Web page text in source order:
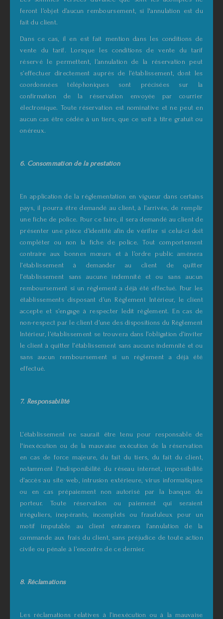
feront l’objet d’aucun remboursement, si l'annulation est du
fait du client.
Dans ce cas, il en est fait mention dans les conditions de
vente du tarif. Lorsque les conditions de vente du tarif
réservé le permettent, l’annulation de la réservation peut
s’effectuer directement auprès de l’établissement, dont les
coordonnées téléphoniques sont précisées sur la
confirmation de la réservation envoyée par courrier
électronique. Toute réservation est nominative et ne peut en
aucun cas être cédée à un tiers, que ce soit à titre gratuit ou
onéreux.
6. Consommation de la prestation
En application de la réglementation en vigueur dans certains
pays, il pourra être demandé au client, à l’arrivée, de remplir
une fiche de police. Pour ce faire, il sera demandé au client de
présenter une pièce d’identité afin de vérifier si celui-ci doit
compléter ou non la fiche de police. Tout comportement
contraire aux bonnes mœurs et à l’ordre public amènera
l’établissement à demander au client de quitter
l’établissement sans aucune indemnité et ou sans aucun
remboursement si un règlement a déjà été effectué. Pour les
établissements disposant d’un Règlement Intérieur, le client
accepte et s’engage à respecter ledit règlement. En cas de
non-respect par le client d’une des dispositions du Règlement
Intérieur, l’établissement se trouvera dans l’obligation d’inviter
le client à quitter l’établissement sans aucune indemnité et ou
sans aucun remboursement si un règlement a déjà été
effectué.
7. Responsabilité
L’établissement ne saurait être tenu pour responsable de
l'inexécution ou de la mauvaise exécution de la réservation
en cas de force majeure, du fait du tiers, du fait du client,
notamment l'indisponibilité du réseau internet, impossibilité
d’accès au site web, intrusion extérieure, virus informatiques
ou en cas prépaiement non autorisé par la banque du
porteur. Toute réservation ou paiement qui seraient
irréguliers, inopérants, incomplets ou frauduleux pour un
motif imputable au client entraînera l’annulation de la
commande aux frais du client, sans préjudice de toute action
civile ou pénale à l’encontre de ce dernier.
8. Réclamations
Les réclamations relatives à l’inexécution ou à la mauvaise